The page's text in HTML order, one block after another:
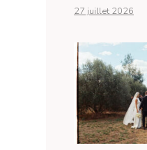
27 juillet 2026